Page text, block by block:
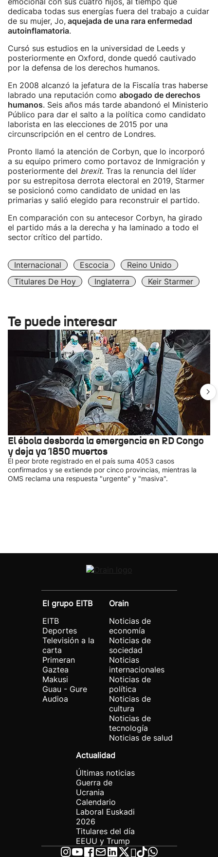
dedicaba todas sus energías fuera del trabajo a cuidar
de su mujer, Jo, aquejada de una rara enfermedad
autoinflamatoria.
Cursó sus estudios en la universidad de Leeds y
posteriormente en Oxford, donde quedó cautivado
por la defensa de los derechos humanos.
En 2008 alcanzó la jefatura de la Fiscalía tras haberse
labrado una reputación como abogado de derechos
humanos. Seis años más tarde abandonó el Ministerio
Público para dar el salto a la política como candidato
laborista en las elecciones de 2015 por una
circunscripción en el centro de Londres.
Pronto llamó la atención de Corbyn, que lo incorporó
a su equipo primero como portavoz de Inmigración y
posteriormente del brexit. Tras la renuncia del líder
por su estrepitosa derrota electoral en 2019, Starmer
se posicionó como candidato de unidad en las
primarias y salió elegido para reconstruir el partido.
En comparación con su antecesor Corbyn, ha girado
el partido más a la derecha y ha laminado a todo el
sector crítico del partido.
Internacional Escocia
Reino Unido
Titulares De Hoy
Inglaterra Keir Starmer
Te puede interesar
El ébola desborda la emergencia en RD Congo
y deja ya 1850 muertos
El peor brote registrado en el país suma 4053 casos
confirmados y se extiende por cinco provincias, mientras la
OMS reclama una respuesta "urgente" y "masiva".
El grupo EITB
EITB
Deportes
Televisión a la
carta
Primeran
Gaztea
Makusi
Guau - Gure
Audioa
Orain
Noticias de
economía
Noticias de
sociedad
Noticias
internacionales
Noticias de
política
Noticias de
cultura
Noticias de
tecnología
Noticias de salud
Actualidad
Últimas noticias
Guerra de
Ucrania
Calendario
Laboral Euskadi
2026
Titulares del día
EEUU y Trump